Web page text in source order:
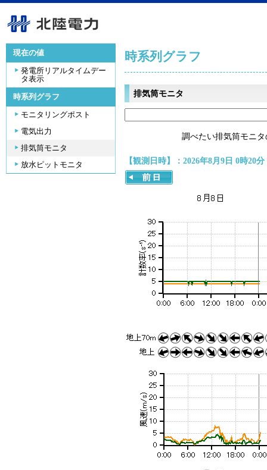
現在の値
発電所リアルタイムデー
タ表示
時系列グラフ
モニタリングポスト
電気出力
排気筒モニタ
放水ピットモニタ
時系列グラフ
排気筒モニタ
調べたい排気筒モニ
【観測日時】：2026年8月9日 0時20分